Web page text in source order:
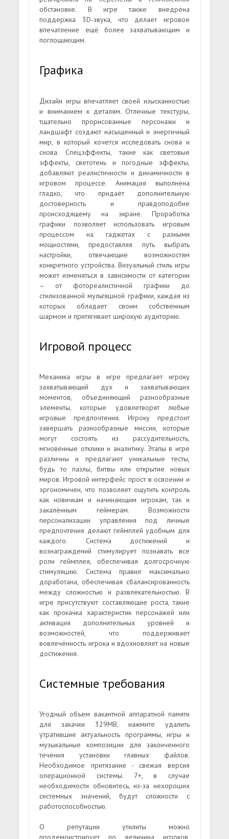
обстановке. В игре также внедрена
поддержка 3D-звука, что делает игровое
впечатление ещё более захватывающим и
поглощающим.
Графика
Дизайн игры впечатляет своей изысканностью
и вниманием к деталям. Отличные текстуры,
тщательно прорисованные персонажи и
ландшафт создают насыщенный и энергичный
мир, в который хочется исследовать снова и
снова. Спецэффекты, такие как световые
эффекты, светотень и погодные эффекты,
добавляют реалистичности и динамичности в
игровом процессе. Анимация выполнена
гладко, что придаёт дополнительную
достоверность и правдоподобие
происходящему на экране. Проработка
графики позволяет использовать игровым
процессом на гаджетах с разными
мощностями, предоставляя путь выбрать
настройки, отвечающие возможностям
конкретного устройства. Визуальный стиль игры
может изменяться в зависимости от категории
– от фотореалистичной графики до
стилизованной мультяшной графики, каждая из
которых обладает своим собственным
шармом и притягивает широкую аудиторию.
Игровой процесс
Механика игры в игре предлагает игроку
захватывающий дух и захватывающих
моментов, объединяющий разнообразные
элементы, которые удовлетворят любые
игровые предпочтения. Игроку предстоит
завершать разнообразные миссии, которые
могут состоять из рассудительность,
мгновенные отклики и аналитику. Этапы в игре
различны и предлагают уникальные тесты,
будь то пазлы, битвы или открытие новых
миров. Игровой интерфейс прост в освоении и
эргономичен, что позволяет ощутить контроль
как новичкам и начинающим игрокам, так и
закалённым геймерам. Возможности
персонализации управления под личные
предпочтения делают геймплей удобным для
каждого. Система достижений и
вознаграждений стимулирует познавать все
роли геймплея, обеспечивая долгосрочную
стимуляцию. Система правил максимально
доработана, обеспечивая сбалансированность
между сложностью и развлекательностью. В
игре присутствуют составляющие роста, такие
как прокачка характеристик персонажей или
активация дополнительных уровней и
возможностей, что поддерживает
вовлечённость игрока и вдохновляет на новые
достижения.
Системные требования
Угодный объем вакантной аппаратной памяти
для закачки 329MB, нажмите удалить
утратившие актуальность программы, игры и
музыкальные композиции для законченного
течения установки главных файлов.
Необходимое притязание - свежая версия
операционной системы. 7+, в случае
необходимости обновитесь, из-за нехороших
системных значений, будут сложности с
работоспособностью.
О репутации утилиты можно
продемонстрирует по величина игроков,